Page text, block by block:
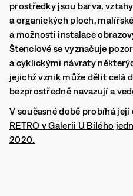
prostředky jsou barva,
a organických ploch,
a možnosti instalace
Štenclové se vyznačuje
a cyklickými návraty
jejichž vznik může dělit celá
bezprostředně navazují a
V současné době probíhá
RETRO v Galerii U Bílého
2020.